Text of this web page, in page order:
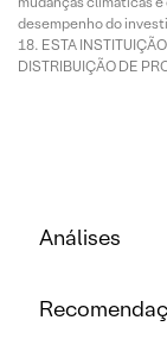
desempenho do
ESTA
DISTRIBUIÇÃO DE
Análises